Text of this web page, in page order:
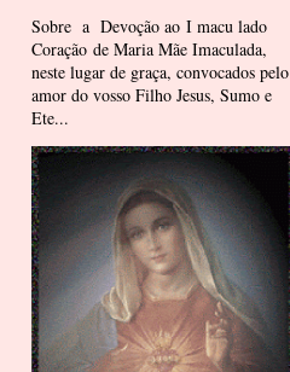
Sobre a Devoção ao I macu lado
Coração de Maria Mãe Imaculada,
neste lugar de graça, convocados pelo
amor do vosso Filho Jesus, Sumo e
Ete...